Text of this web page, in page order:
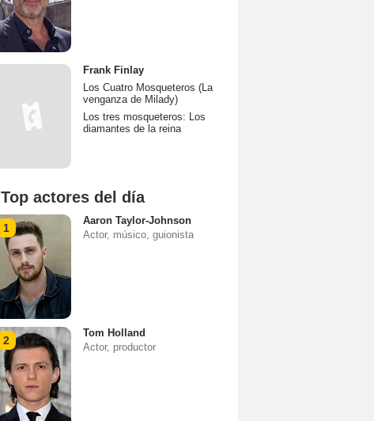
Frank Finlay
Los Cuatro Mosqueteros (La
venganza de Milady)
Los tres mosqueteros: Los
diamantes de la reina
Top actores del día
1
Aaron Taylor-Johnson
Actor, músico, guionista
2
Tom Holland
Actor, productor